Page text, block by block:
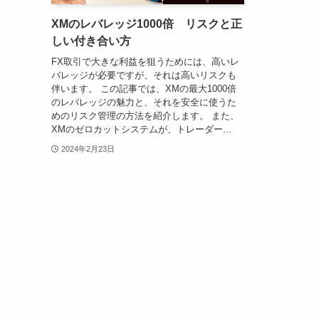
XMのレバレッジ1000倍 リスクと正
しい付き合い方
FX取引で大きな利益を狙うためには、高いレ
バレッジが必要ですが、それは高いリスクも
伴います。 この記事では、XMの最大1000倍
のレバレッジの魅力と、それを安全に使うた
めのリスク管理の方法を紹介します。 また、
XMのゼロカットシステムが、トレーダー...
2024年2月23日